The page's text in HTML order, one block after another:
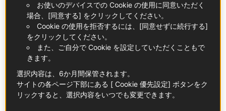
フランスの食にまつわる、ウソのようなホントの話
フランス食材FOCUS
お使いのデバイスでの Cookie の使用に同意いただく
場合、[同意する] をクリックしてください。
Cookie の使用を拒否するには、[同意せずに続行する]
をクリックしてください。
また、ご自分で Cookie を設定していただくこともで
きます。
選択内容は、6か月間保管されます。
サイトの各ページ下部にある [ Cookie 優先設定] ボタンをク
リックすると、選択内容をいつでも変更できます。